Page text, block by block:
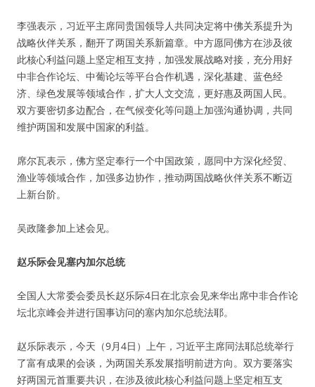
李强表示，习近平主席同贵国领导人共同决定将中佛关系提升为
战略伙伴关系，翻开了两国关系新篇章。中方愿同佛方在涉及彼
此核心利益问题上坚定相互支持，加强发展战略对接，充分用好
中非合作论坛、中葡论坛等平台合作机遇，深化基建、蓝色经
济、绿色发展等领域合作，扩大人文交流，更好惠及两国人民。
双方要密切多边配合，在气候变化等问题上加强沟通协调，共同
维护两国和发展中国家的利益。
席尔瓦表示，佛方坚定奉行一个中国政策，愿同中方深化经贸、
渔业等领域合作，加强多边协作，推动两国战略伙伴关系不断迈
上新台阶。
吴政隆参加上述会见。
赵乐际会见塞内加尔总统
全国人大常委会委员长赵乐际4日在北京会见来华出席中非合作论
坛北京峰会并进行国事访问的塞内加尔总统法耶。
赵乐际表示，今天（9月4日）上午，习近平主席同法耶总统举行
了富有成果的会谈，为两国关系发展指明前进方向。双方要落实
好两国元首重要共识，在涉及彼此核心利益问题上坚定相互支